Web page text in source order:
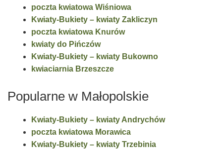
poczta kwiatowa Wiśniowa
Kwiaty-Bukiety – kwiaty Zakliczyn
poczta kwiatowa Knurów
kwiaty do Pińczów
Kwiaty-Bukiety – kwiaty Bukowno
kwiaciarnia Brzeszcze
Popularne w Małopolskie
Kwiaty-Bukiety – kwiaty Andrychów
poczta kwiatowa Morawica
Kwiaty-Bukiety – kwiaty Trzebinia